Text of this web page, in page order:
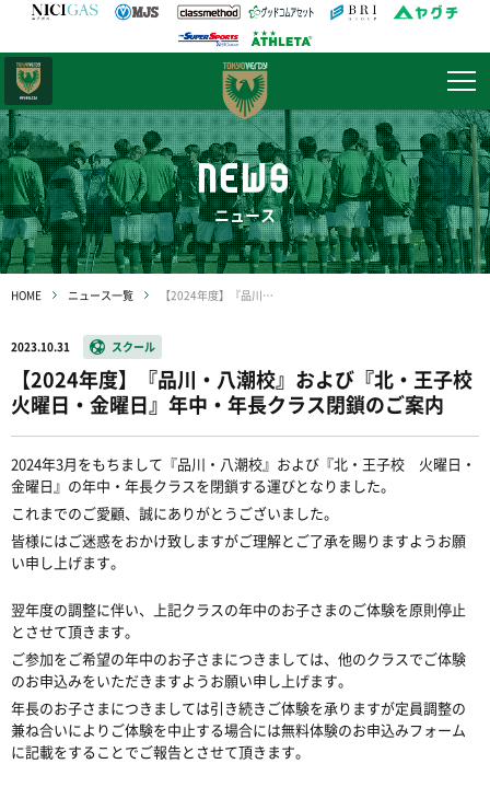
NEWS
ニュース
HOME ニュース一覧 【2024年度】『品川・八潮校』および『北・王子校 火曜日・金曜日』年中・年長クラス閉鎖のご案内
2023.10.31 スクール
【2024年度】『品川・八潮校』および『北・王子校
火曜日・金曜日』年中・年長クラス閉鎖のご案内
2024年3月をもちまして『品川・八潮校』および『北・王子校 火曜日・
金曜日』の年中・年長クラスを閉鎖する運びとなりました。
これまでのご愛顧、誠にありがとうございました。
皆様にはご迷惑をおかけ致しますがご理解とご了承を賜りますようお願
い申し上げます。
翌年度の調整に伴い、上記クラスの年中のお子さまのご体験を原則停止
とさせて頂きます。
ご参加をご希望の年中のお子さまにつきましては、他のクラスでご体験
のお申込みをいただきますようお願い申し上げます。
年長のお子さまにつきましては引き続きご体験を承りますが定員調整の
兼ね合いによりご体験を中止する場合には無料体験のお申込みフォーム
に記載をすることでご報告とさせて頂きます。